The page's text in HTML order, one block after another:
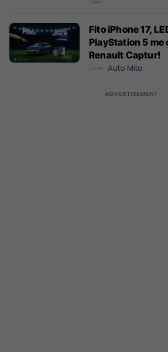
Fito iPhone 17,
PlayStation 5 me
Renault Captur!
Auto Mita